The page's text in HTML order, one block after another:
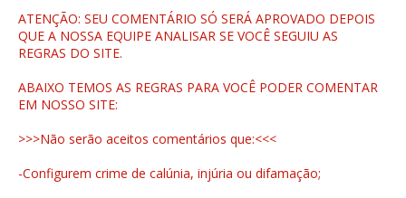
ATENÇÃO: SEU COMENTÁRIO SÓ SERÁ APROVADO DEPOIS
QUE A NOSSA EQUIPE ANALISAR SE VOCÊ SEGUIU AS
REGRAS DO SITE.
ABAIXO TEMOS AS REGRAS PARA VOCÊ PODER COMENTAR
EM NOSSO SITE:
>>>Não serão aceitos comentários que:<<<
-Configurem crime de calúnia, injúria ou difamação;